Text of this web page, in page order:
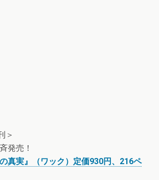
＞
発売！
真実』（ワック）定価930円、216ペ